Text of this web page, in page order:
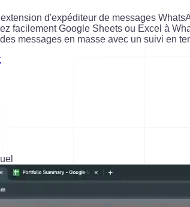
d'expéditeur de messages
facilement Google Sheets ou Excel à
messages en masse avec un suivi en